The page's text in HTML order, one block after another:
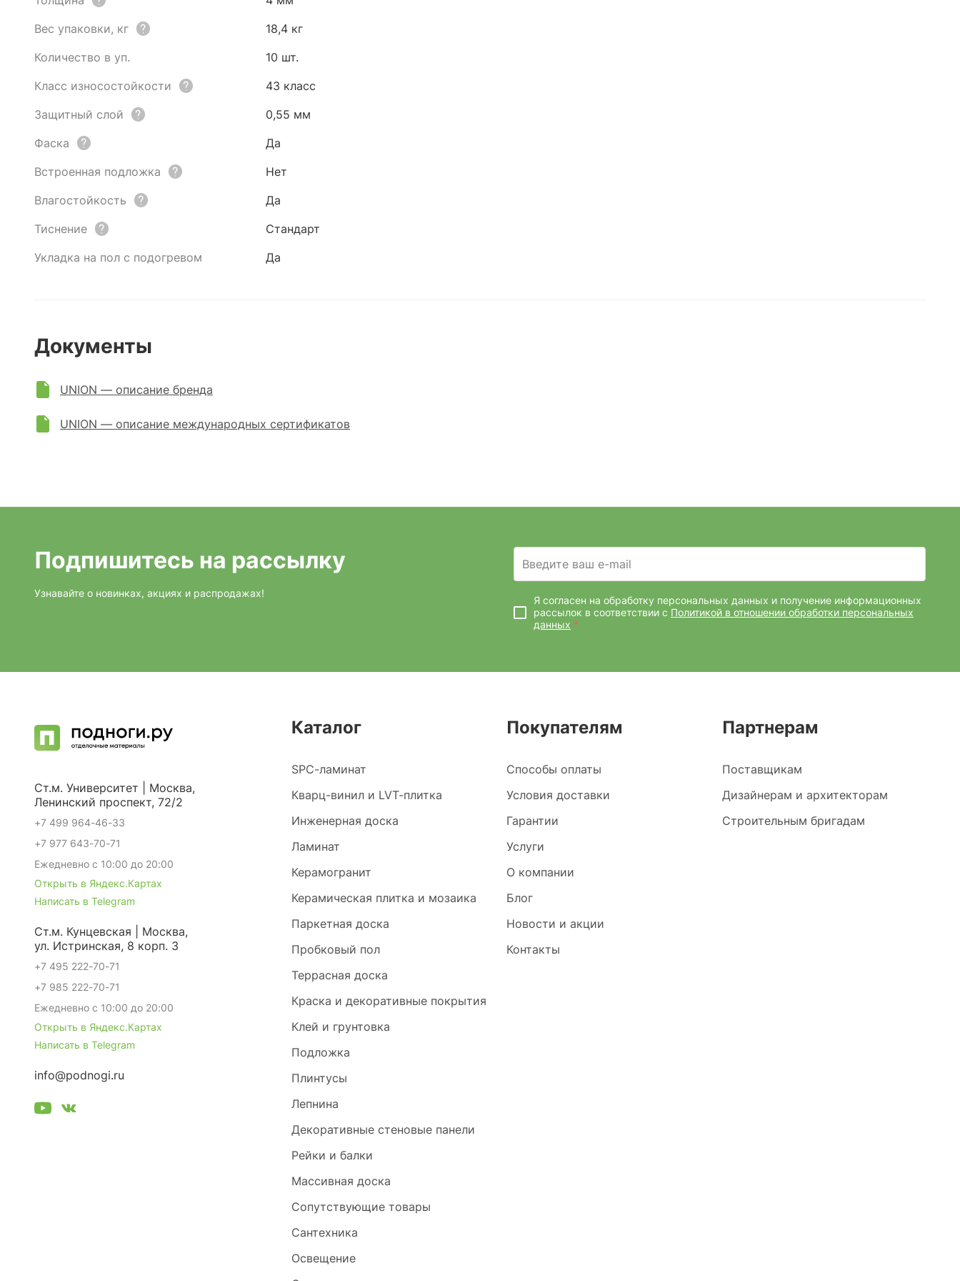
Вес упаковки, кг
18,4 кг
Количество в уп.
10 шт.
Класс износостойкости
43 класс
Защитный слой
0,55 мм
Фаска
Да
Встроенная подложка
Нет
Влагостойкость
Да
Тиснение
Стандарт
Укладка на пол с подогревом
Да
Документы
UNION — описание бренда
UNION — описание международных сертификатов
Подпишитесь на рассылку
Узнавайте о новинках, акциях и распродажах!
Введите ваш e-mail
Я согласен на обработку персональных данных и получение информационных
рассылок в соответствии с Политикой в отношении обработки персональных
данных *
Каталог
SPC-ламинат
Кварц-винил и LVT-плитка
Инженерная доска
Ламинат
Керамогранит
Керамическая плитка и мозаика
Паркетная доска
Пробковый пол
Террасная доска
Краска и декоративные покрытия
Клей и грунтовка
Подложка
Плинтусы
Лепнина
Декоративные стеновые панели
Рейки и балки
Массивная доска
Сопутствующие товары
Сантехника
Освещение
Покупателям
Способы оплаты
Условия доставки
Гарантии
Услуги
О компании
Блог
Новости и акции
Контакты
Партнерам
Поставщикам
Дизайнерам и архитекторам
Строительным бригадам
Ст.м. Университет | Москва,
Ленинский проспект, 72/2
+7 499 964-46-33
+7 977 643-70-71
Ежедневно с 10:00 до 20:00
Открыть в Яндекс.Картах
Написать в Telegram
Ст.м. Кунцевская | Москва,
ул. Истринская, 8 корп. 3
+7 495 222-70-71
+7 985 222-70-71
Ежедневно с 10:00 до 20:00
Открыть в Яндекс.Картах
Написать в Telegram
info@podnogi.ru